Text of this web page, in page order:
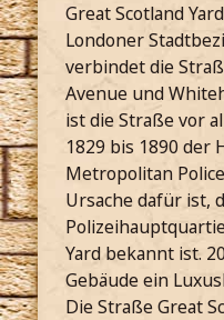
Great Scotland
Londoner
verbindet die
Avenue und
ist die Straße vor
1829 bis 1890 der
Metropolitan
Ursache dafür ist,
Yard bekannt ist.
Gebäude ein
Die Straße Great